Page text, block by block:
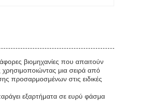
βιομηχανίες που απαιτούν
χρησιμοποιώντας μια σειρά από
προσαρμοσμένων στις ειδικές
εξαρτήματα σε ευρύ φάσμα